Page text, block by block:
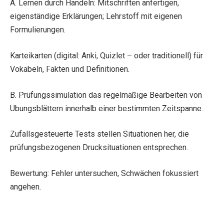
A. Lernen durch Handeln: Mitschriften anfertigen,
eigenständige Erklärungen; Lehrstoff mit eigenen
Formulierungen.
Karteikarten (digital: Anki, Quizlet – oder traditionell) für
Vokabeln, Fakten und Definitionen.
B. Prüfungssimulation das regelmäßige Bearbeiten von
Übungsblättern innerhalb einer bestimmten Zeitspanne.
Zufallsgesteuerte Tests stellen Situationen her, die
prüfungsbezogenen Drucksituationen entsprechen.
Bewertung: Fehler untersuchen, Schwächen fokussiert
angehen.